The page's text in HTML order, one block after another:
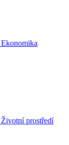
Ekonomika
Životní prostředí